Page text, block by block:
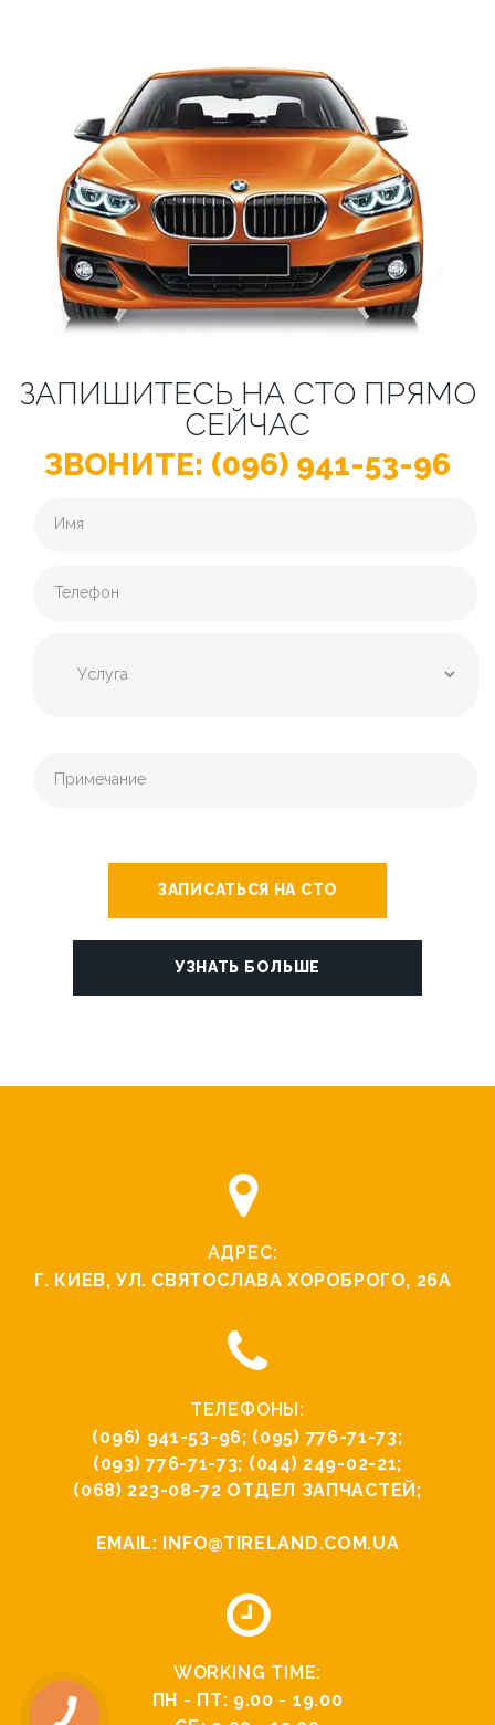
ЗАПИШИТЕСЬ НА СТО ПРЯМО
СЕЙЧАС
ЗВОНИТЕ: (096) 941-53-96
ЗАПИСАТЬСЯ НА СТО
УЗНАТЬ БОЛЬШЕ
АДРЕС:
Г. КИЕВ, УЛ. СВЯТОCЛАВА ХОРОБРОГО, 26А
ТЕЛЕФОНЫ:
(096) 941-53-96; (095) 776-71-73;
(093) 776-71-73; (044) 249-02-21;
(068) 223-08-72 ОТДЕЛ ЗАПЧАСТЕЙ;
EMAIL: INFO@TIRELAND.COM.UA
WORKING TIME:
ПН - ПТ: 9.00 - 19.00